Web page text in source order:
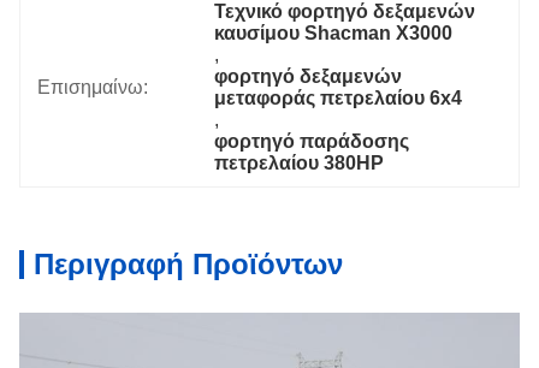
Επισημαίνω:
Τεχνικό φορτηγό δεξαμενών
καυσίμου Shacman X3000
,
φορτηγό δεξαμενών
μεταφοράς πετρελαίου 6x4
,
φορτηγό παράδοσης
πετρελαίου 380HP
Περιγραφή Προϊόντων